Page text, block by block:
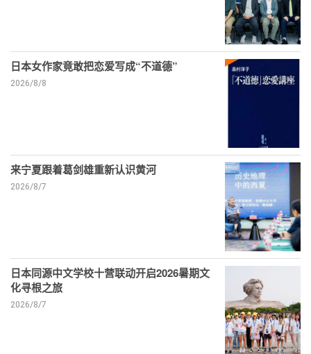
日本女作家竟敢把恋爱写成“不道德”
2026/8/8
来宁夏跟着葛剑雄重新认识黄河
2026/8/7
日本同源中文学校十营联动开启2026暑期文
化寻根之旅
2026/8/7